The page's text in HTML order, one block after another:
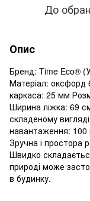
До
Опис
Бренд: Time Eco®
Матеріал: оксфорд
каркаса: 25 мм
Ширина ліжка: 69
складеному
навантаження: 100
Зручна і простора
Швидко
природі може
в будинку.